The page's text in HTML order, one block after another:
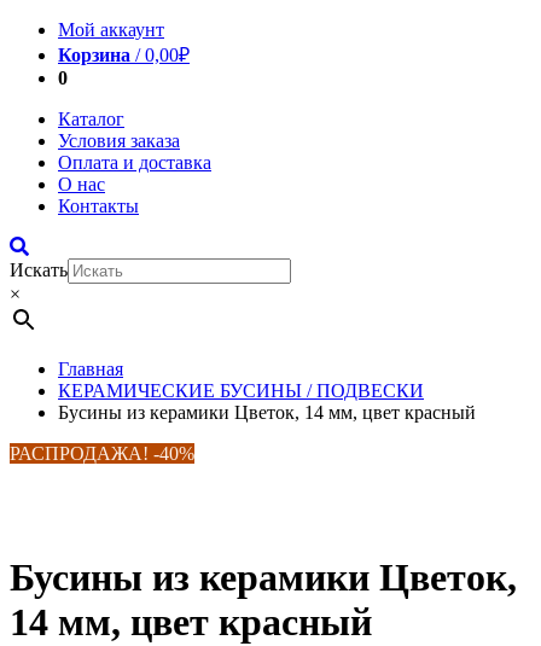
Мой аккаунт
Корзина /0,00₽
0
Каталог
Условия заказа
Оплата и доставка
О нас
Контакты
Искать
×
Главная
КЕРАМИЧЕСКИЕ БУСИНЫ / ПОДВЕСКИ
Бусины из керамики Цветок, 14 мм, цвет красный
РАСПРОДАЖА! -40%
Бусины из керамики Цветок,
14 мм, цвет красный